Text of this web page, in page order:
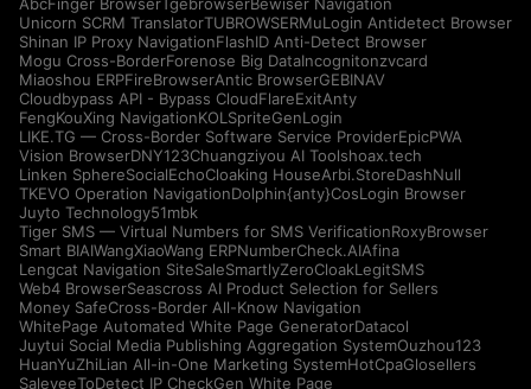
Unicorn SCRM TranslatorTUBROWSERMuLogin Antidetect Browser
Shinan IP Proxy NavigationFlashID Anti-Detect Browser
Mogu Cross-BorderForenose Big DataIncognitonzvcard
Miaoshou ERPFireBrowserAntic BrowserGEBINAV
Cloudbypass API - Bypass CloudFlareExitAnty
FengKouXing NavigationKOLSpriteGenLogin
LIKE.TG — Cross-Border Software Service ProviderEpicPWA
Vision BrowserDNY123Chuangziyou AI Toolshoax.tech
Linken SphereSocialEchoCloaking HouseArbi.StoreDashNull
TKEVO Operation NavigationDolphin{anty}CosLogin Browser
Juyto Technology51mbk
Tiger SMS — Virtual Numbers for SMS VerificationRoxyBrowser
Smart BIAIWangXiaoWang ERPNumberCheck.AIAfina
Lengcat Navigation SiteSaleSmartlyZeroCloakLegitSMS
Web4 BrowserSeascross AI Product Selection for Sellers
Money SafeCross-Border All-Know Navigation
WhitePage Automated White Page GeneratorDatacol
Juytui Social Media Publishing Aggregation SystemOuzhou123
HuanYuZhiLian All-in-One Marketing SystemHotCpaGlosellers
SaleyeeToDetect IP CheckGen White Page